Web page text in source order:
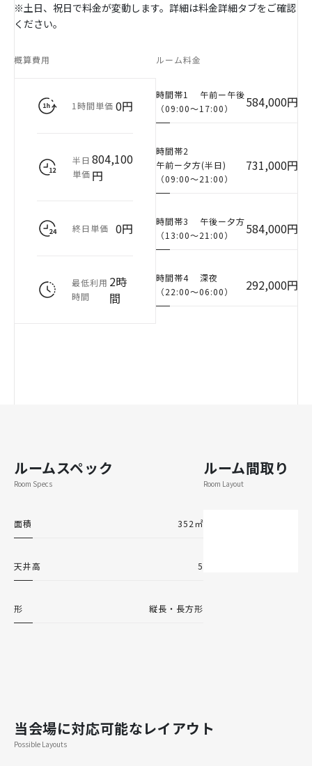
※土日、祝日で料金が変動します。詳細は料金詳細タブをご確認
ください。
概算費用
1時間単価 0円
半日
単価
804,100
円
終日単価 0円
最低利用
時間
2時
間
ルーム料金
時間帯1
午前ー午後
（09:00〜17:00）
584,000円
時間帯2
午前ー夕方(半日)
（09:00〜21:00）
731,000円
時間帯3
午後ー夕方
（13:00〜21:00）
584,000円
時間帯4
深夜
（22:00〜06:00）
292,000円
ルームスペック
Room Specs
面積 352㎡
天井高 5
形 縦長・長方形
ルーム間取り
Room Layout
当会場に対応可能なレイアウト
Possible Layouts